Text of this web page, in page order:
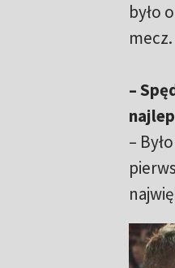
było
–
–